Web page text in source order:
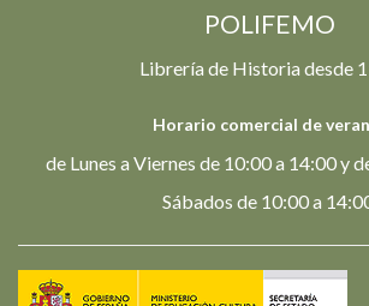
POLIFEMO
Librería de Historia desde
Horario comercial de
de Lunes a Viernes de 10:00 a 14:00 y
Sábados de 10:00 a